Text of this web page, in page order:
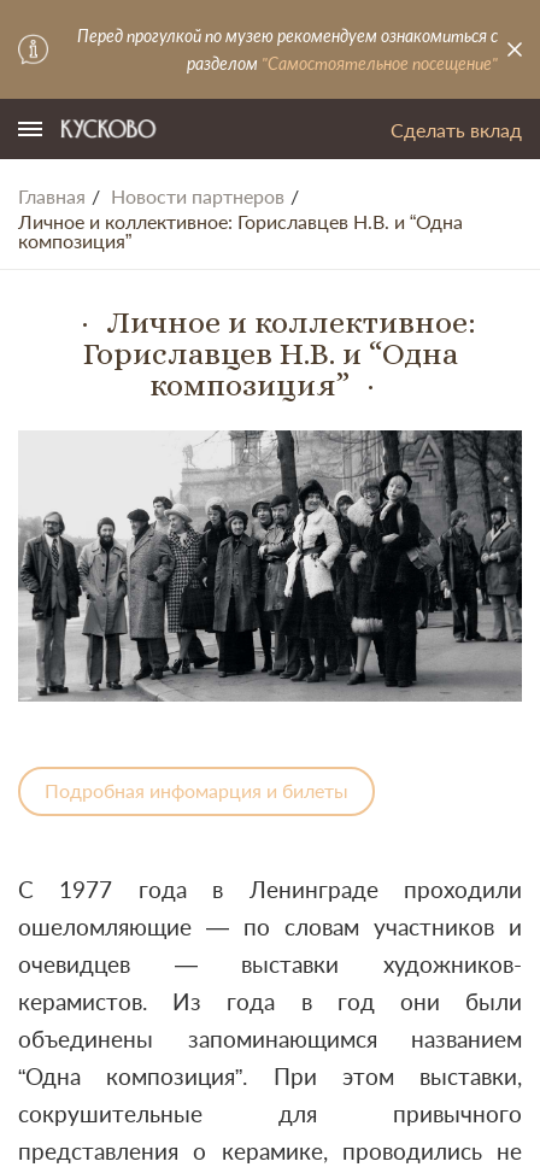
Перед прогулкой по музею рекомендуем ознакомиться с
разделом "Самостоятельное посещение"
Сделать вклад
Главная
Новости партнеров
Личное и коллективное: Гориславцев Н.В. и “Одна
композиция”
Личное и коллективное:
Гориславцев Н.В. и “Одна
композиция”
Подробная инфомарция и билеты
С 1977 года в Ленинграде проходили
ошеломляющие — по словам участников и
очевидцев — выставки художников-
керамистов. Из года в год они были
объединены запоминающимся названием
“Одна композиция”. При этом выставки,
сокрушительные для привычного
представления о керамике, проводились не